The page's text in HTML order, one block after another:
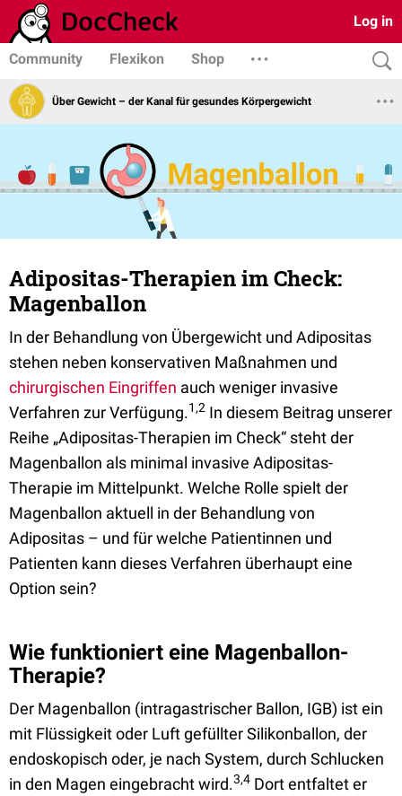
Log in
Community Flexikon Shop
Über Gewicht – der Kanal für gesundes Körpergewicht
Adipositas-Therapien im Check:
Magenballon
In der Behandlung von Übergewicht und Adipositas
stehen neben konservativen Maßnahmen und
chirurgischen Eingriffen auch weniger invasive
Verfahren zur Verfügung.1,2 In diesem Beitrag unserer
Reihe „Adipositas-Therapien im Check“ steht der
Magenballon als minimal invasive Adipositas-
Therapie im Mittelpunkt. Welche Rolle spielt der
Magenballon aktuell in der Behandlung von
Adipositas – und für welche Patientinnen und
Patienten kann dieses Verfahren überhaupt eine
Option sein?
Wie funktioniert eine Magenballon-
Therapie?
Der Magenballon (intragastrischer Ballon, IGB) ist ein
mit Flüssigkeit oder Luft gefüllter Silikonballon, der
endoskopisch oder, je nach System, durch Schlucken
in den Magen eingebracht wird.3,4 Dort entfaltet er